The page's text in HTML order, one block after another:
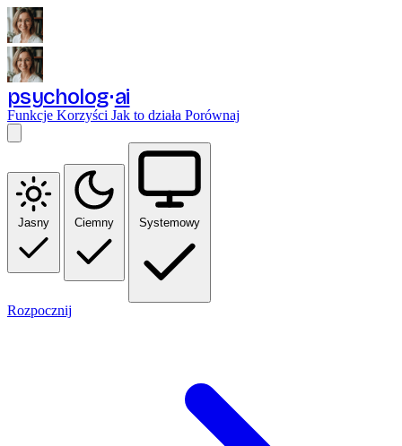
psycholog ai
Funkcje Korzyści Jak to działa Porównaj
Jasny Ciemny Systemowy
Rozpocznij